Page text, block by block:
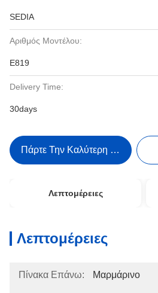
SEDIA
Αριθμός Μοντέλου:
Ε819
Delivery Time:
30days
Πάρτε Την Καλύτερη Τιμή
Λεπτομέρειες
Λεπτομέρειες
Πίνακα Επάνω: Μαρμάρινο